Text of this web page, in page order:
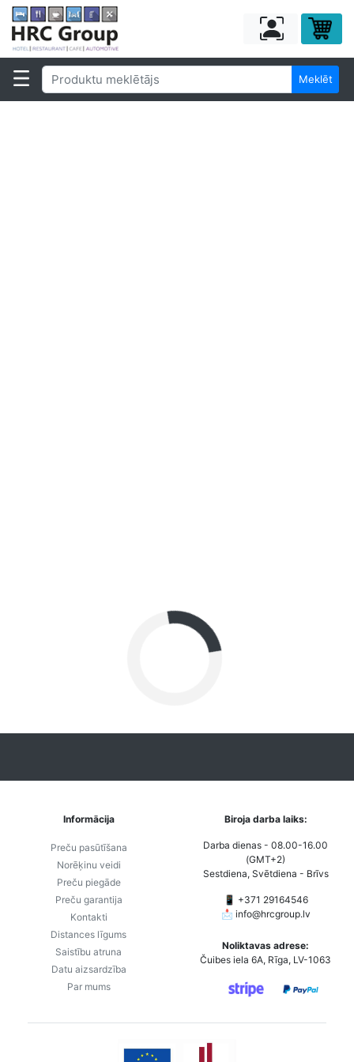
Meklēt
Informācija
Preču pasūtīšana
Norēķinu veidi
Preču piegāde
Preču garantija
Kontakti
Distances līgums
Saistību atruna
Datu aizsardzība
Par mums
Biroja darba laiks:
Darba dienas - 08.00-16.00
(GMT+2)
Sestdiena, Svētdiena - Brīvs
📱 +371 29164546
📩 info@hrcgroup.lv
Noliktavas adrese:
Čuibes iela 6A, Rīga, LV-1063